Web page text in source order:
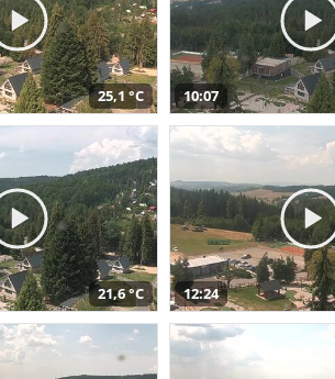
25,1 °C 10:07
21,6 °C 12:24